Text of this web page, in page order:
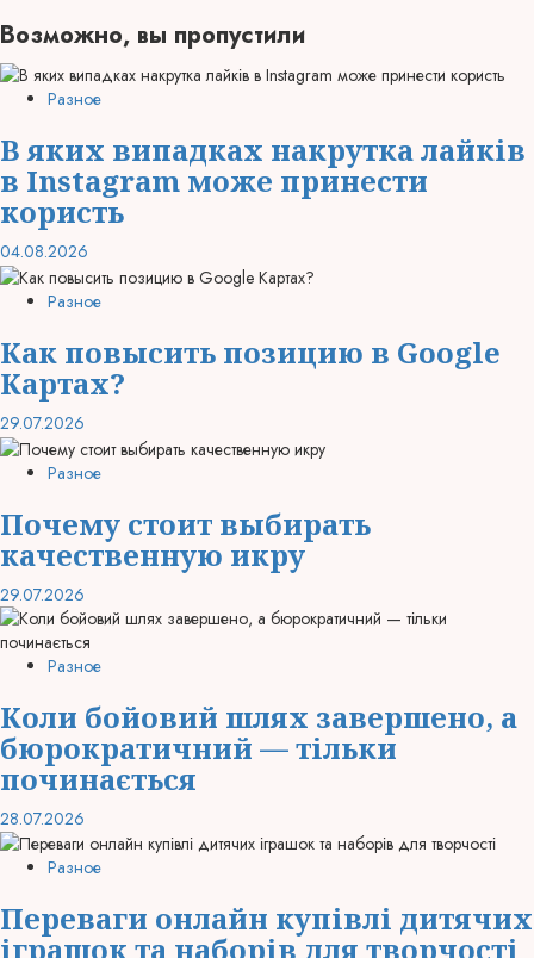
Возможно, вы пропустили
Разное
В яких випадках накрутка лайків
в Instagram може принести
користь
04.08.2026
Разное
Как повысить позицию в Google
Картах?
29.07.2026
Разное
Почему стоит выбирать
качественную икру
29.07.2026
Разное
Коли бойовий шлях завершено, а
бюрократичний — тільки
починається
28.07.2026
Разное
Переваги онлайн купівлі дитячих
іграшок та наборів для творчості